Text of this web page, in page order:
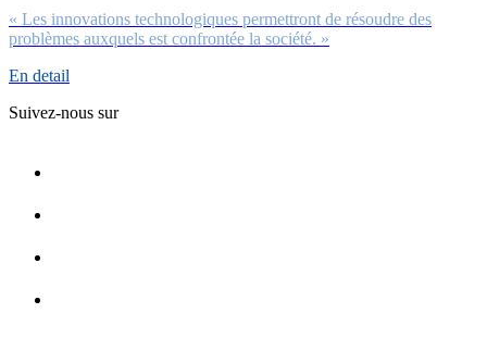
« Les innovations technologiques permettront de résoudre des
problèmes auxquels est confrontée la société. »
En detail
Suivez-nous sur